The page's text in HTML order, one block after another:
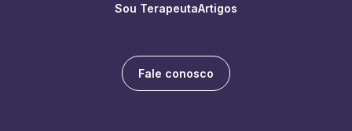
Sou TerapeutaArtigos
Fale conosco